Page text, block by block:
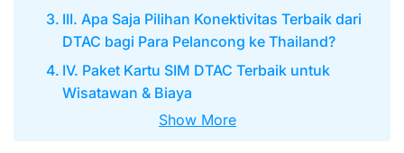
III. Apa Saja Pilihan Konektivitas Terbaik dari
DTAC bagi Para Pelancong ke Thailand?
IV. Paket Kartu SIM DTAC Terbaik untuk
Wisatawan & Biaya
Show More